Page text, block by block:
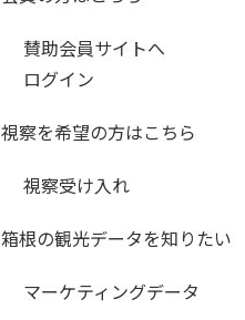
賛助会員サイトへ
ログイン
視察を希望の方はこちら
視察受け入れ
箱根の観光データを知りたい
マーケティングデータ